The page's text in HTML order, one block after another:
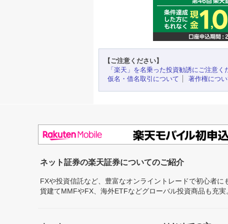
【ご注意ください】
「楽天」を名乗った投資勧誘にご注意く
仮名・借名取引について
著作権につ
ネット証券の楽天証券についてのご紹介
FXや投資信託など、豊富なオンライントレードで初心者
貨建てMMFやFX、海外ETFなどグローバル投資商品も充